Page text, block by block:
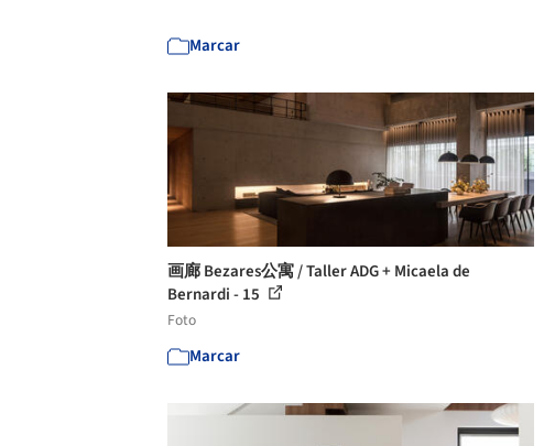
Marcar
画廊 Bezares公寓 / Taller ADG + Micaela de
Bernardi - 15
Foto
Marcar